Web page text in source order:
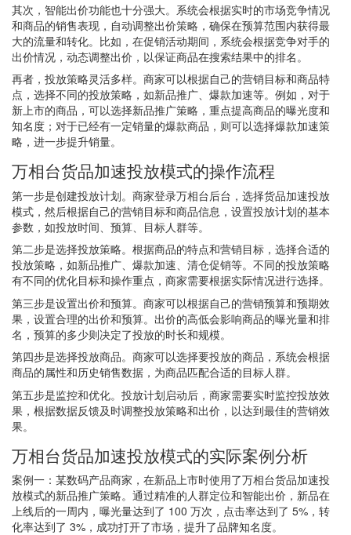
其次，智能出价功能也十分强大。系统会根据实时的市场竞争情况
和商品的销售表现，自动调整出价策略，确保在预算范围内获得最
大的流量和转化。比如，在促销活动期间，系统会根据竞争对手的
出价情况，动态调整出价，以保证商品在搜索结果中的排名。
再者，投放策略灵活多样。商家可以根据自己的营销目标和商品特
点，选择不同的投放策略，如新品推广、爆款加速等。例如，对于
新上市的商品，可以选择新品推广策略，重点提高商品的曝光度和
知名度；对于已经有一定销量的爆款商品，则可以选择爆款加速策
略，进一步提升销量。
万相台货品加速投放模式的操作流程
第一步是创建投放计划。商家登录万相台后台，选择货品加速投放
模式，然后根据自己的营销目标和商品信息，设置投放计划的基本
参数，如投放时间、预算、目标人群等。
第二步是选择投放策略。根据商品的特点和营销目标，选择合适的
投放策略，如新品推广、爆款加速、清仓促销等。不同的投放策略
有不同的优化目标和操作重点，商家需要根据实际情况进行选择。
第三步是设置出价和预算。商家可以根据自己的营销预算和预期效
果，设置合理的出价和预算。出价的高低会影响商品的曝光量和排
名，预算的多少则决定了投放的时长和规模。
第四步是选择投放商品。商家可以选择要投放的商品，系统会根据
商品的属性和历史销售数据，为商品匹配合适的目标人群。
第五步是监控和优化。投放计划启动后，商家需要实时监控投放效
果，根据数据反馈及时调整投放策略和出价，以达到最佳的营销效
果。
万相台货品加速投放模式的实际案例分析
案例一：某数码产品商家，在新品上市时使用了万相台货品加速投
放模式的新品推广策略。通过精准的人群定位和智能出价，新品在
上线后的一周内，曝光量达到了 100 万次，点击率达到了 5%，转
化率达到了 3%，成功打开了市场，提升了品牌知名度。